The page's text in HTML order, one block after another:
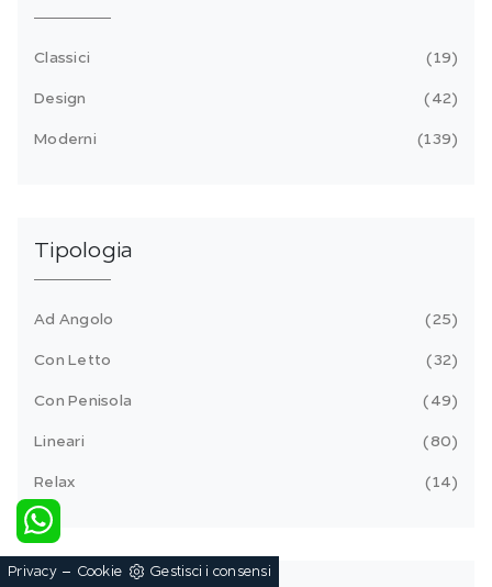
Classici 19
Design 42
Moderni 139
Tipologia
Ad Angolo 25
Con Letto 32
Con Penisola 49
Lineari 80
Relax 14
Privacy- Cookie Gestisci i consensi